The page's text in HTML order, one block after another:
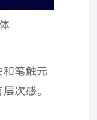
笔触元
次感。